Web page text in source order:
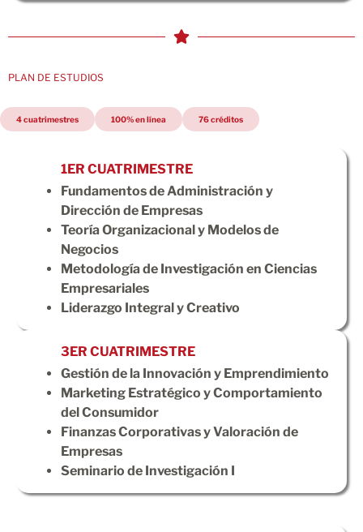
PLAN DE ESTUDIOS
4 cuatrimestres 100% en línea 76 créditos
1ER CUATRIMESTRE
Fundamentos de Administración y
Dirección de Empresas
Teoría Organizacional y Modelos de
Negocios
Metodología de Investigación en Ciencias
Empresariales
Liderazgo Integral y Creativo
3ER CUATRIMESTRE
Gestión de la Innovación y Emprendimiento
Marketing Estratégico y Comportamiento
del Consumidor
Finanzas Corporativas y Valoración de
Empresas
Seminario de Investigación I